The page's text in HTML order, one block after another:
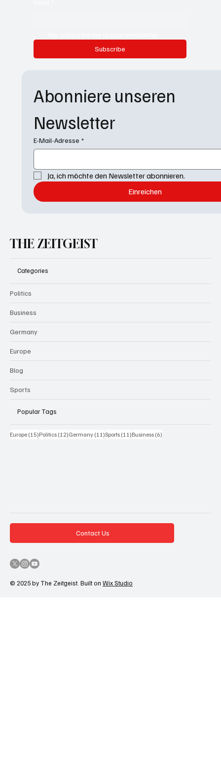
Subscribe
Abonniere unseren
Newsletter
E-Mail-Adresse *
Ja, ich möchte den Newsletter abonnieren.
Einreichen
THE ZEITGEIST
Categories
Politics
Business
Germany
Europe
Blog
Sports
Popular Tags
Europe (15)15 Beiträge
Politics (12)12 Beiträge
Germany (11)11 Beiträge
Sports (11)11 Beiträge
Business (6)
© 2025 by The Zeitgeist. Built on Wix Studio
Contact Us